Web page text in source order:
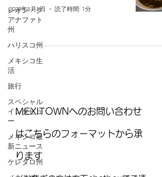
レオン・グ
アナファト
州
ハリスコ州
メキシコ生
活
旅行
スペシャル
インタビュ
ー
メキシコ最
新ニュース
ケレタロ州
2022年5月5日 読了時間: 1分
MEXITOWNへのお問い合わせ
はこちらのフォーマットから承
ります